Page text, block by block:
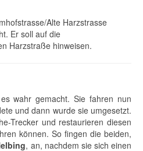
Alte Harzstrasse
Er soll auf die
Harzstraße hinweisen.
wahr gemacht. Sie fahren nun
und dann wurde sie umgesetzt.
Trecker und restaurieren diesen
können. So fingen die beiden,
, an, nachdem sie sich einen